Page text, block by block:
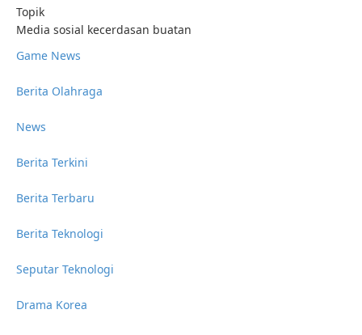
Topik
Media sosial kecerdasan buatan
Game News
Berita Olahraga
News
Berita Terkini
Berita Terbaru
Berita Teknologi
Seputar Teknologi
Drama Korea